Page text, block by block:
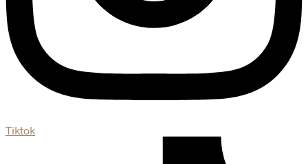
Tiktok